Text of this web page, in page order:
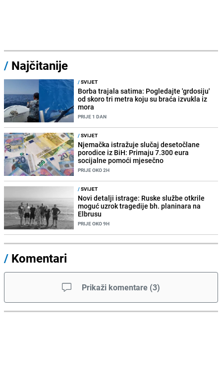
/ Najčitanije
/SVIJET
Borba trajala satima: Pogledajte 'grdosiju'
od skoro tri metra koju su braća izvukla iz
mora
PRIJE 1 DAN
/SVIJET
Njemačka istražuje slučaj desetočlane
porodice iz BiH: Primaju 7.300 eura
socijalne pomoći mjesečno
PRIJE OKO 2H
/SVIJET
Novi detalji istrage: Ruske službe otkrile
moguć uzrok tragedije bh. planinara na
Elbrusu
PRIJE OKO 9H
/ Komentari
Prikaži komentare (3)